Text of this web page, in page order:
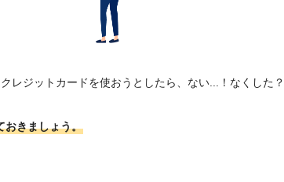
レジットカードを使おうとしたら、ない...！なくした
おきましょう。